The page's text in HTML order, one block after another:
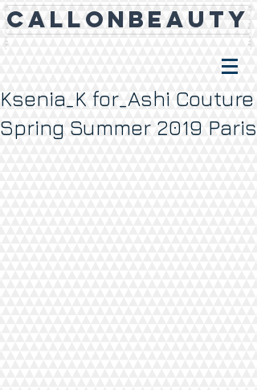
CALLONBEAUTY
Ksenia_K for_Ashi Couture
Spring Summer 2019 Paris